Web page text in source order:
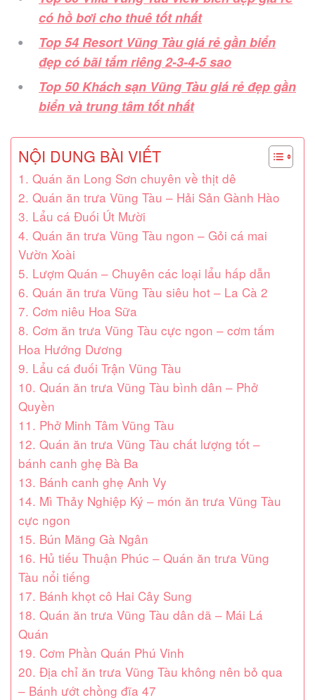
có hồ bơi cho thuê tốt nhất
Top 54 Resort Vũng Tàu giá rẻ gần biển
đẹp có bãi tắm riêng 2-3-4-5 sao
Top 50 Khách sạn Vũng Tàu giá rẻ đẹp gần
biển và trung tâm tốt nhất
NỘI DUNG BÀI VIẾT
1. Quán ăn Long Sơn chuyên về thịt dê
2. Quán ăn trưa Vũng Tàu – Hải Sản Gành Hào
3. Lẩu cá Đuối Út Mười
4. Quán ăn trưa Vũng Tàu ngon – Gỏi cá mai
Vườn Xoài
5. Lượm Quán – Chuyên các loại lẩu hấp dẫn
6. Quán ăn trưa Vũng Tàu siêu hot – La Cà 2
7. Cơm niêu Hoa Sữa
8. Cơm ăn trưa Vũng Tàu cực ngon – cơm tấm
Hoa Hướng Dương
9. Lẩu cá đuối Trận Vũng Tàu
10. Quán ăn trưa Vũng Tàu bình dân – Phở
Quyền
11. Phở Minh Tâm Vũng Tàu
12. Quán ăn trưa Vũng Tàu chất lượng tốt –
bánh canh ghẹ Bà Ba
13. Bánh canh ghẹ Anh Vy
14. Mì Thảy Nghiệp Ký – món ăn trưa Vũng Tàu
cực ngon
15. Bún Măng Gà Ngân
16. Hủ tiếu Thuận Phúc – Quán ăn trưa Vũng
Tàu nổi tiếng
17. Bánh khọt cô Hai Cây Sung
18. Quán ăn trưa Vũng Tàu dân dã – Mái Lá
Quán
19. Cơm Phần Quán Phú Vinh
20. Địa chỉ ăn trưa Vũng Tàu không nên bỏ qua
– Bánh ướt chồng đĩa 47